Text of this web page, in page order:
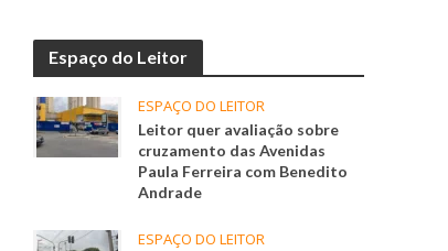
Espaço do Leitor
ESPAÇO DO LEITOR
Leitor quer avaliação sobre
cruzamento das Avenidas
Paula Ferreira com Benedito
Andrade
ESPAÇO DO LEITOR